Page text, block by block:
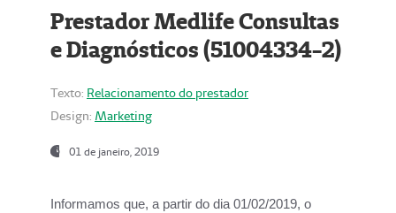
Prestador Medlife Consultas
e Diagnósticos (51004334-2)
Texto: Relacionamento do prestador
Design: Marketing
01 de janeiro, 2019
Informamos que, a partir do dia 01/02/2019, o